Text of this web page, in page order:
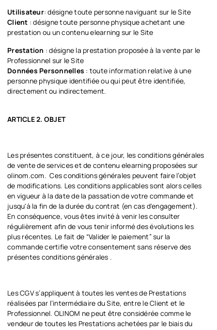
Utilisateur: désigne toute personne naviguant sur le Site
Client : désigne toute personne physique achetant une
prestation ou un contenu elearning sur le Site
Prestation : désigne la prestation proposée à la vente par le
Professionnel sur le Site
Données Personnelles : toute information relative à une
personne physique identifiée ou qui peut être identifiée,
directement ou indirectement.
ARTICLE 2. OBJET
Les présentes constituent, à ce jour, les conditions générales
de vente de services et de contenu elearning proposées sur
olinom.com. Ces conditions générales peuvent faire l’objet
de modifications. Les conditions applicables sont alors celles
en vigueur à la date de la passation de votre commande et
jusqu'à la fin de la durée du contrat (en cas d'engagement).
En conséquence, vous êtes invité à venir les consulter
régulièrement afin de vous tenir informé des évolutions les
plus récentes. Le fait de “Valider le paiement” sur la
commande certifie votre consentement sans réserve des
présentes conditions générales .
Les CGV s’appliquent à toutes les ventes de Prestations
réalisées par l’intermédiaire du Site, entre le Client et le
Professionnel. OLINOM ne peut être considérée comme le
vendeur de toutes les Prestations achetées par le biais du